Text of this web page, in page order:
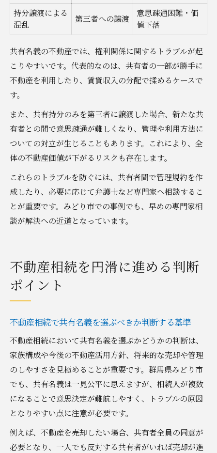
持分譲渡による
混乱
第三者への譲渡
意思疎通困難・価
値下落
共有名義の不動産では、権利関係に関するトラブルが起
こりやすいです。代表的なのは、共有者の一部が勝手に
不動産を利用したり、賃貸収入の分配で揉めるケースで
す。
また、共有持分のみを第三者に譲渡した場合、新たな共
有者との間で意思疎通が難しくなり、管理や利用方法に
ついての対立が生じることもあります。これにより、全
体の不動産価値が下がるリスクも存在します。
これらのトラブルを防ぐには、共有者間で管理規約を作
成したり、必要に応じて弁護士など専門家へ相談するこ
とが重要です。みどり市での事例でも、早めの専門家相
談が解決への近道となっています。
不動産相続を円滑に進める判断
ポイント
不動産相続で共有名義を選ぶべきか判断する基準
不動産相続において共有名義を選ぶかどうかの判断は、
家族構成や今後の不動産活用方針、将来的な売却や管理
のしやすさを見極めることが重要です。群馬県みどり市
でも、共有名義は一見公平に思えますが、相続人が複数
になることで意思決定が難航しやすく、トラブルの原因
となりやすい点に注意が必要です。
例えば、不動産を売却したい場合、共有者全員の同意が
必要となり、一人でも反対する共有者がいれば売却が進